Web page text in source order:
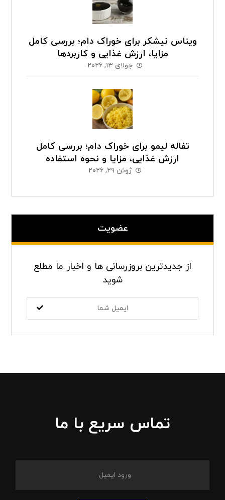
ویناس نیشکر برای خوراک دام؛ بررسی کامل
مزایا، ارزش غذایی و کاربردها
جولای ۱۳, ۲۰۲۶
تفاله لیمو برای خوراک دام؛ بررسی کامل
ارزش غذایی، مزایا و نحوه استفاده
ژوئن ۲۹, ۲۰۲۶
عضویت
از جدیدترین بروزرسانی ها و اخبار ما مطلع
شوید
تماس سریع با ما